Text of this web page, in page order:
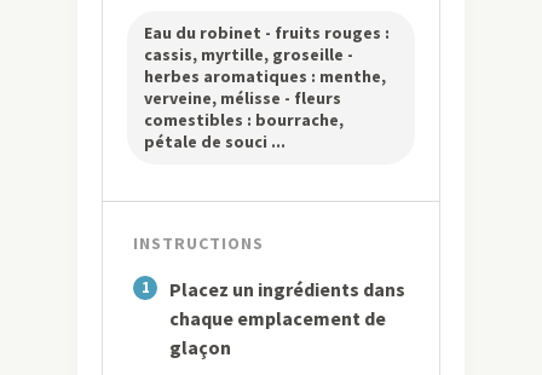
Eau du robinet - fruits rouges :
cassis, myrtille, groseille -
herbes aromatiques : menthe,
verveine, mélisse - fleurs
comestibles : bourrache,
pétale de souci ...
INSTRUCTIONS
1
Placez un ingrédients dans
chaque emplacement de
glaçon